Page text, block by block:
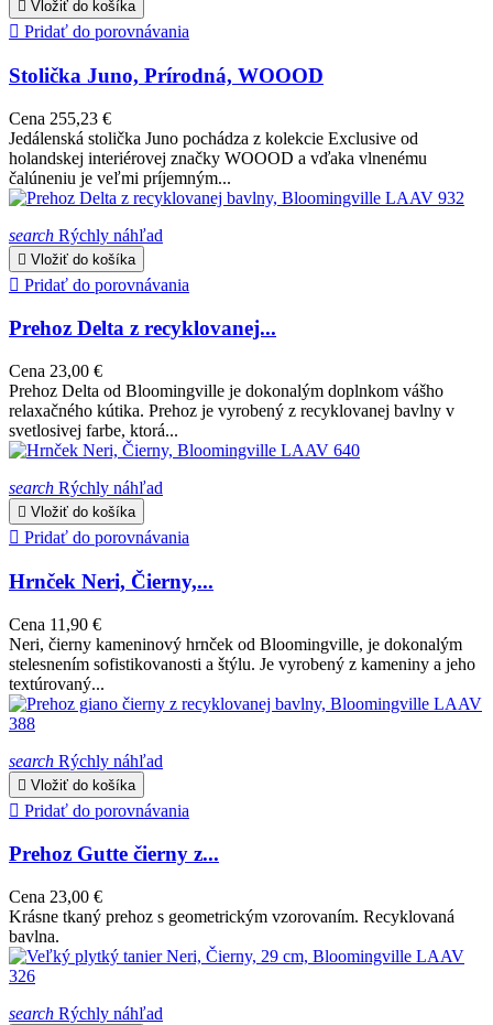
 Vložiť do košíka
 Pridať do porovnávania
Stolička Juno, Prírodná, WOOOD
Cena 255,23 €
Jedálenská stolička Juno pochádza z kolekcie Exclusive od
holandskej interiérovej značky WOOOD a vďaka vlnenému
čalúneniu je veľmi príjemným...
search Rýchly náhľad
 Vložiť do košíka
 Pridať do porovnávania
Prehoz Delta z recyklovanej...
Cena 23,00 €
Prehoz Delta od Bloomingville je dokonalým doplnkom vášho
relaxačného kútika. Prehoz je vyrobený z recyklovanej bavlny v
svetlosivej farbe, ktorá...
search Rýchly náhľad
 Vložiť do košíka
 Pridať do porovnávania
Hrnček Neri, Čierny,...
Cena 11,90 €
Neri, čierny kameninový hrnček od Bloomingville, je dokonalým
stelesnením sofistikovanosti a štýlu. Je vyrobený z kameniny a jeho
textúrovaný...
search Rýchly náhľad
 Vložiť do košíka
 Pridať do porovnávania
Prehoz Gutte čierny z...
Cena 23,00 €
Krásne tkaný prehoz s geometrickým vzorovaním. Recyklovaná
bavlna.
search Rýchly náhľad